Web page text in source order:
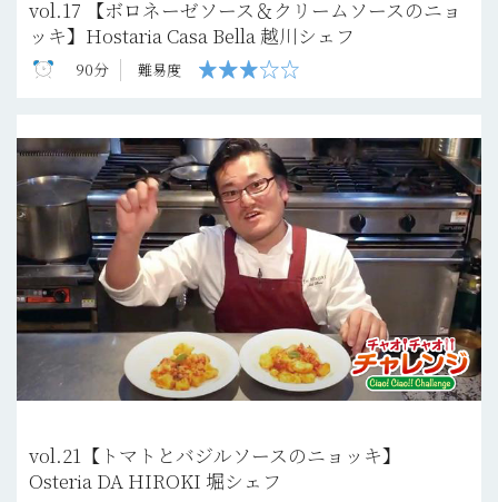
vol.17 【ボロネーゼソース＆クリームソースのニョ
ッキ】Hostaria Casa Bella 越川シェフ
90分 難易度
vol.21【トマトとバジルソースのニョッキ】
Osteria DA HIROKI 堀シェフ